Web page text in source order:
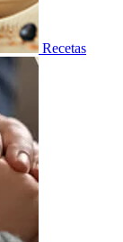
Recetas